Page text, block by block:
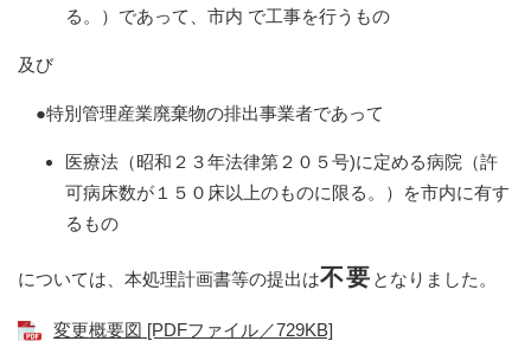
る。）であって、市内 で工事を行うもの
及び
●特別管理産業廃棄物の排出事業者であって
医療法（昭和２３年法律第２０５号)に定める病院（許
可病床数が１５０床以上のものに限る。）を市内に有す
るもの
については、本処理計画書等の提出は不要 となりました。
変更概要図 [PDFファイル／729KB]